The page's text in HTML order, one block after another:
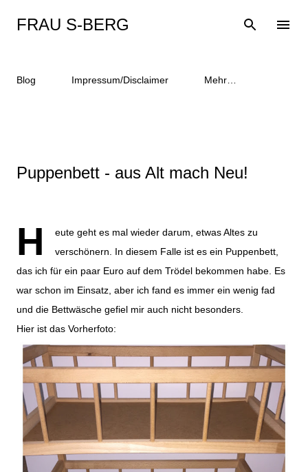
Direkt zum Hauptbereich
FRAU S-BERG
Blog Impressum/Disclaimer Mehr…
Puppenbett - aus Alt mach Neu!
H
eute geht es mal wieder darum, etwas Altes zu
verschönern. In diesem Falle ist es ein Puppenbett,
das ich für ein paar Euro auf dem Trödel bekommen habe. Es
war schon im Einsatz, aber ich fand es immer ein wenig fad
und die Bettwäsche gefiel mir auch nicht besonders.
Hier ist das Vorherfoto: